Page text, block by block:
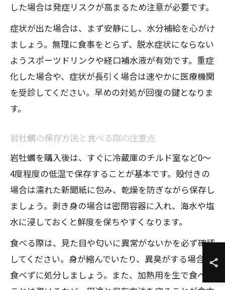
した場合は発症リスクが高まるため注意が必要です。
症状が出た場合は、まず安静にし、水分補給を心がけ
ましょう。無理に食事をとらず、脱水症状にならない
ようスポーツドリンクや経口補水液が有効です。重症
化した場合や、症状が長引く場合は速やかに医療機関
を受診してください。早めの対処が回復の鍵となりま
す。
岩牡蠣の保存方法と食べる際の注意点
岩牡蠣を購入後は、すぐに冷蔵庫のチルド室など0〜
4度程度の低温で保存することが基本です。殻付きの
場合は濡れた新聞紙に包み、乾燥を防ぎながら保存し
ましょう。剥き身の場合は密閉容器に入れ、海水や塩
水に浸しておくと鮮度を保ちやすくなります。
食べる際は、見た目や匂いに異常がないかを必ず確認
してください。身が縮んでいたり、異臭がする場合は
食べずに処分しましょう。また、加熱用を生で食べる